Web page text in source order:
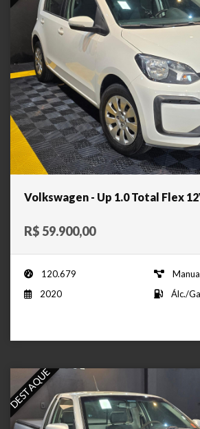
Volkswagen - Up 1.0 Total Flex
R$ 59.900,00
120.679
2020
Álc./
DESTAQUE